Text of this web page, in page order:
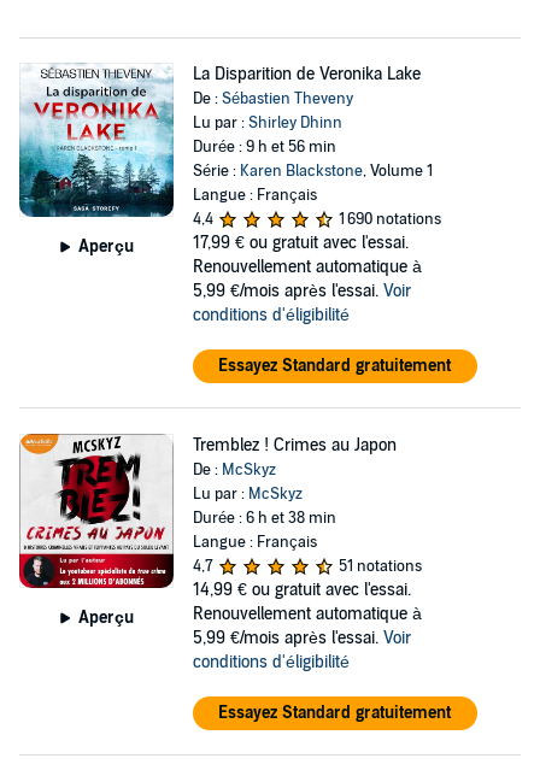
Aperçu
La Disparition de Veronika Lake
De :Sébastien Theveny
Lu par :Shirley Dhinn
Durée : 9 h et 56 min
Série : Karen Blackstone, Volume 1
Langue : Français
4,4
1 690 notations
17,99 € ou gratuit avec l'essai.
Renouvellement automatique à
5,99 €/mois après l'essai. Voir
conditions d'éligibilité
Essayez Standard gratuitement
Aperçu
Tremblez ! Crimes au Japon
De : McSkyz
Lu par : McSkyz
Durée : 6 h et 38 min
Langue : Français
4,7
51 notations
14,99 € ou gratuit avec l'essai.
Renouvellement automatique à
5,99 €/mois après l'essai. Voir
conditions d'éligibilité
Essayez Standard gratuitement